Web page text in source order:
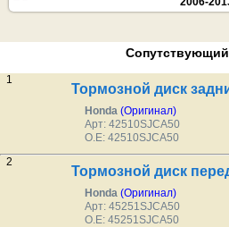
1
Тормозной диск
Honda (Оригинал)
Арт: 42510SJCA50
O.E: 42510SJCA50
2
Тормозной диск
Honda (Оригинал)
Арт: 45251SJCA50
O.E: 45251SJCA50